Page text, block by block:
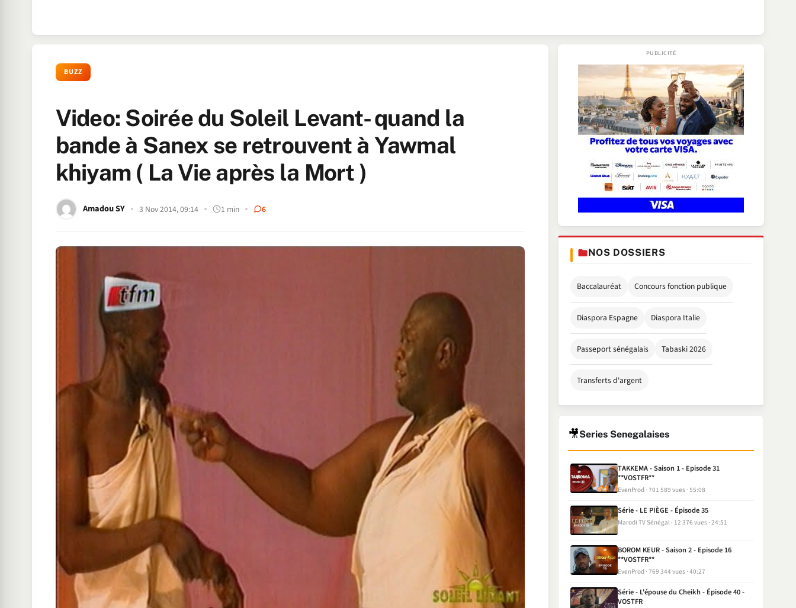
BUZZ
Video: Soirée du Soleil Levant- quand la
bande à Sanex se retrouvent à Yawmal
khiyam ( La Vie après la Mort )
Amadou SY 3 Nov 2014, 09:14 1 min 6
NOS DOSSIERS
Baccalauréat Concours fonction publique
Diaspora Espagne Diaspora Italie
Passeport sénégalais Tabaski 2026
Transferts d'argent
🎥Series Senegalaises
TAKKEMA - Saison 1 - Episode 31
**VOSTFR**
EvenProd 701 589 vues 55:08
Série - LE PIÈGE - Épisode 35
Marodi TV Sénégal 12 376 vues 24:51
BOROM KEUR - Saison 2 - Episode 16
**VOSTFR**
EvenProd 769 344 vues 40:27
Série - L'épouse du Cheikh - Épisode 40 -
VOSTFR